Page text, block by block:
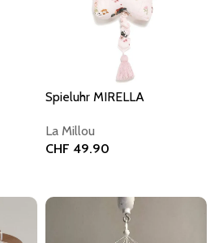
Spieluhr MIRELLA
La Millou
CHF 49.90